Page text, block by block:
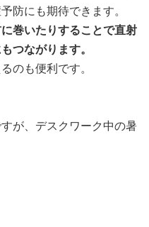
防にも期待できます。
巻いたりすることで直射
つながります。
のも便利です。
が、デスクワーク中の暑